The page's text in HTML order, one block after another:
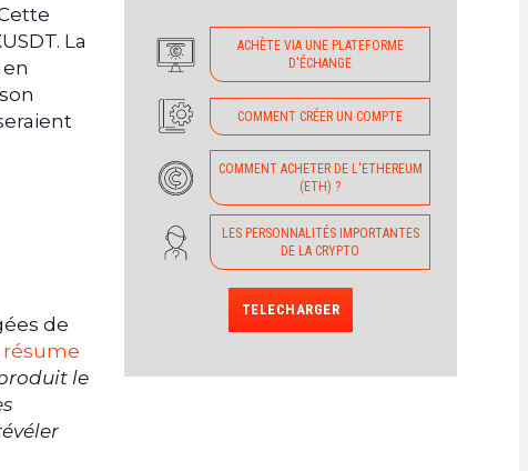
La
de
résume
le
ACHÈTE VIA UNE PLATEFORME
D'ÉCHANGE
COMMENT CRÉER UN COMPTE
COMMENT ACHETER DE L'ETHEREUM
(ETH) ?
LES PERSONNALITÉS IMPORTANTES
DE LA CRYPTO
TELECHARGER